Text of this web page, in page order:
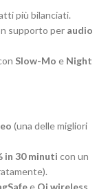
più bilanciati.
supporto per audio
Slow-Mo e Night
(una delle migliori
in 30 minuti con un
e Qi wireless